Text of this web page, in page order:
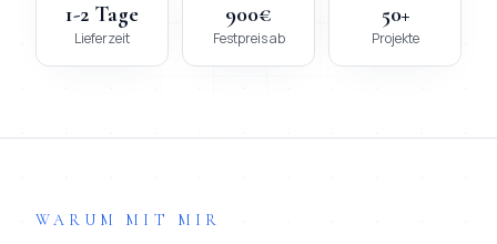
1-2 Tage
Lieferzeit
900€
Festpreis ab
50+
Projekte
WARUM MIT MIR